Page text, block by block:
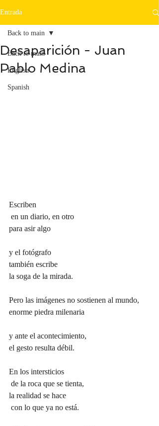
Entrada
Back to main
English
Spanish
Back to main
Desaparición - Juan
Pablo Medina
Escriben
en un diario, en otro
para asir algo
y el fotógrafo
también escribe
la soga de la mirada.
Pero las imágenes no sostienen al mundo,
enorme piedra milenaria
y ante el acontecimiento,
el gesto resulta débil.
En los intersticios
de la roca que se tienta,
la realidad se hace
con lo que ya no está.